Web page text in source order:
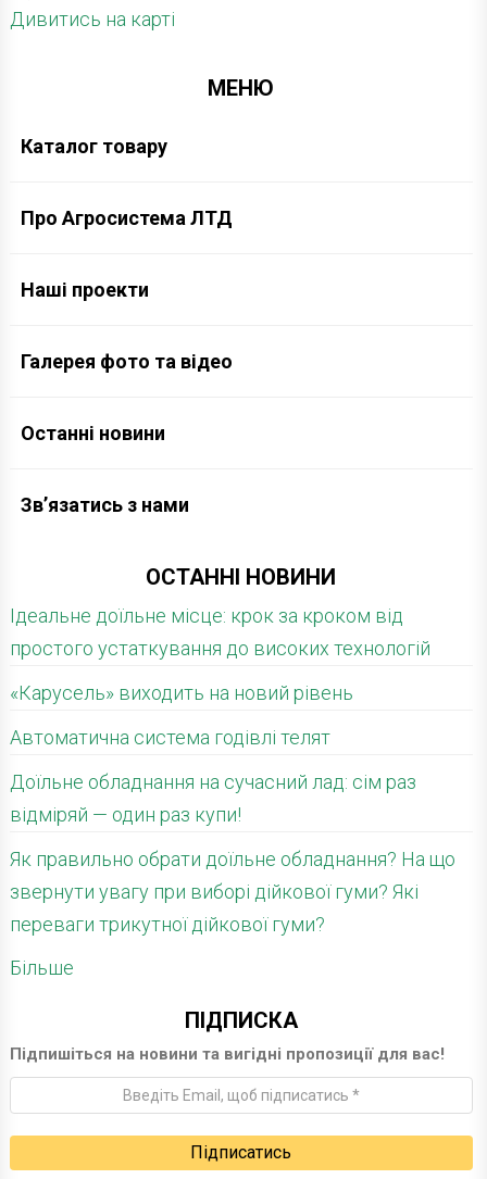
Дивитись на карті
МЕНЮ
Каталог товару
Про Агросистема ЛТД
Наші проекти
Галерея фото та відео
Останні новини
Зв’язатись з нами
ОСТАННІ НОВИНИ
Ідеальне доїльне місце: крок за кроком від
простого устаткування до високих технологій
«Карусель» виходить на новий рівень
Автоматична система годівлі телят
Доїльне обладнання на сучасний лад: сім раз
відміряй — один раз купи!
Як правильно обрати доїльне обладнання? На що
звернути увагу при виборі дійкової гуми? Які
переваги трикутної дійкової гуми?
Більше
ПІДПИСКА
Підпишіться на новини та вигідні пропозиції для вас!